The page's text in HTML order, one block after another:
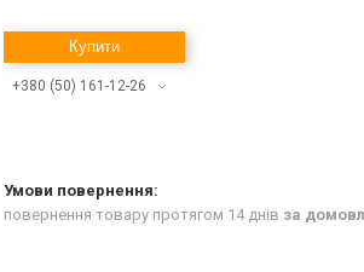
Купити
+380 (50) 161-12-26
повернення товару протягом 14 днів за